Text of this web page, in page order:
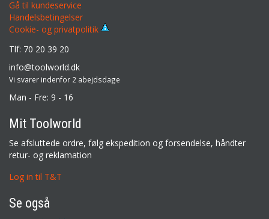
Gå til kundeservice
Handelsbetingelser
Cookie- og privatpolitik
Tlf: 70 20 39 20
info@toolworld.dk
Vi svarer indenfor 2 abejdsdage
Man - Fre: 9 - 16
Mit Toolworld
Se afsluttede ordre, følg ekspedition og forsendelse, håndter
retur- og reklamation
Log in til T&T
Se også